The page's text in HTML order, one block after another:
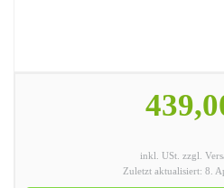
inkl. USt. zzgl.
Zuletzt aktualisiert: 8.